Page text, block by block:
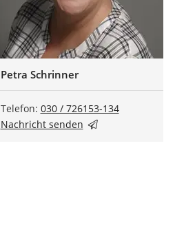
Petra Schrinner
Telefon: 030 / 726153-134
Nachricht senden